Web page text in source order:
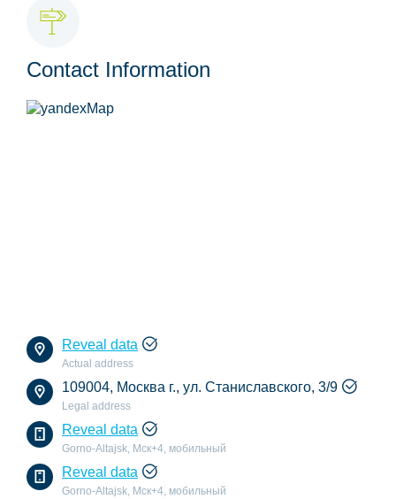
Contact Information
Reveal data
Actual address
109004, Москва г., ул. Станиславского, 3/9
Legal address
Reveal data
Gorno-Altajsk, Мск+4, мобильный
Reveal data
Gorno-Altajsk, Мск+4, мобильный